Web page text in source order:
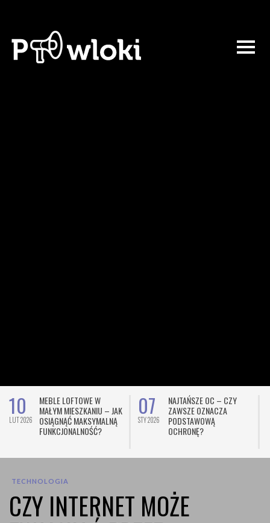
10
LUT 2026
MEBLE LOFTOWE W
MAŁYM MIESZKANIU – JAK
OSIĄGNĄĆ MAKSYMALNĄ
FUNKCJONALNOŚĆ?
07
STY 2026
NAJTAŃSZE OC – CZY
ZAWSZE OZNACZA
PODSTAWOWĄ
OCHRONĘ?
TECHNOLOGIA
CZY INTERNET MOŻE